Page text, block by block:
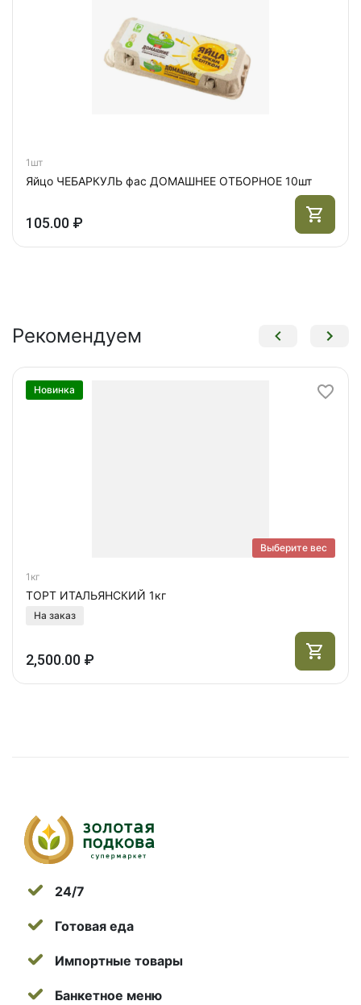
1шт
Яйцо ЧЕБАРКУЛЬ фас ДОМАШНЕЕ ОТБОРНОЕ 10шт
105.00 ₽
Рекомендуем
Новинка
Выберите вес
1кг
ТОРТ ИТАЛЬЯНСКИЙ 1кг
На заказ
2,500.00 ₽
24/7
Готовая еда
Импортные товары
Банкетное меню